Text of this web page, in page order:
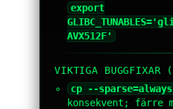
export
AVX512F'
VIKTIGA BUGGFIXAR
cp --sparse=always
konsekvent; färre